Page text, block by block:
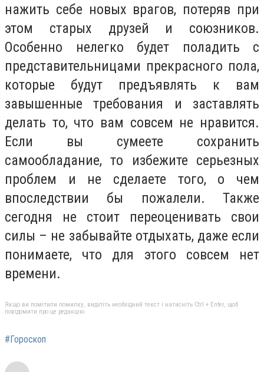
нажить себе новых врагов, потеряв при
этом старых друзей и союзников.
Особенно нелегко будет поладить с
представительницами прекрасного пола,
которые будут предъявлять к вам
завышенные требования и заставлять
делать то, что вам совсем не нравится.
Если вы сумеете сохранить
самообладание, то избежите серьезных
проблем и не сделаете того, о чем
впоследствии бы пожалели. Также
сегодня не стоит переоценивать свои
силы – не забывайте отдыхать, даже если
понимаете, что для этого совсем нет
времени.
Якщо ви помітили помилку, виділіть необхідний текст і натисніть Ctrl + Enter, щоб
повідомити про це редакцію
#Гороскоп